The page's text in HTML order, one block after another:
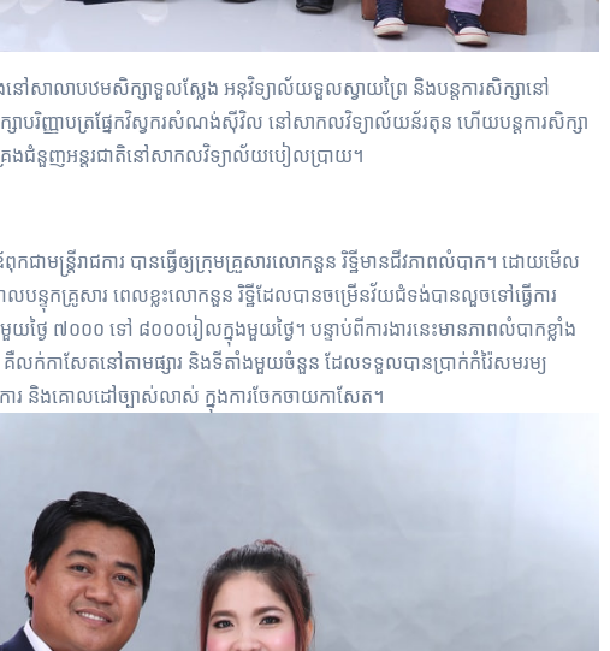
ង​នៅ​សាលាបឋមសិក្សា​ទួលស្លែង អនុវិទ្យាល័យ​ទួល​ស្វាយព្រៃ និង​បន្ត​ការសិក្សា​នៅ​
សា​បរិញ្ញាបត្រ​ផ្នែក​វិស្វករ​សំណង់​ស៊ីវិល នៅ​សាកលវិទ្យាល័យ​ន័​រ​តុ​ន ហើយ​បន្ត​ការសិក្សា​
ប់គ្រង​ជំនួញ​អន្តរជាតិ​នៅ​សាកលវិទ្យាល័យ​បៀ​ល​ប្រាយ។
ា​មន្ត្រីរាជការ បានធ្វើ​ឲ្យ​ក្រុមគ្រួសារ​លោក​នួន រិ​ទ្ឋី​មាន​ជីវភាព​លំបាក។ ដោយ​មើល
ន្ទុក​គ្រូ​សារ ពេលខ្លះ​លោក​នួន រិ​ទ្ឋី​ដែល​បាន​ចម្រើន​វ័យ​ជំទង់​បាន​លួច​ទៅធ្វើ​ការ​
ៃ ៧០០០ ទៅ ៨០០០រៀល​ក្នុង​មួយថ្ងៃ។ បន្ទាប់ពី​ការងារ​នេះ​មាន​ភាពលំបាក​ខ្លាំង
គឺ​លក់​កាសែត​នៅតាម​ផ្សារ និង​ទីតាំង​មួយចំនួន ដែល​ទទួលបាន​ប្រាក់​កំ​រ៉ៃ​សមរម្យ
រ និង​គោលដៅ​ច្បាស់លាស់ ក្នុងការ​ចែកចាយ​កាសែត។